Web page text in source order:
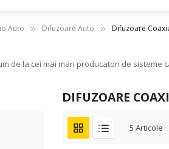
Auto Difuzoare Auto Difuzoare
de la cei mai mari producatori de sisteme
DIFUZOARE
5 Articole